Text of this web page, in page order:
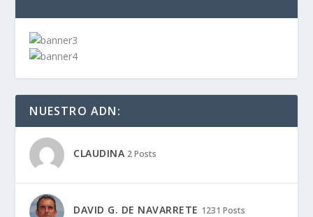
NUESTRO ADN:
CLAUDINA 2 Posts
DAVID G. DE NAVARRETE 1231 Posts